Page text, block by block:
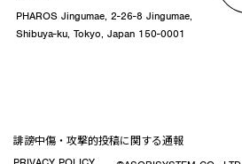
PHAROS Jingumae, 2-26-8 Jingumae,
Shibuya-ku, Tokyo, Japan 150-0001
誹謗中傷・攻撃的投稿に関する通報